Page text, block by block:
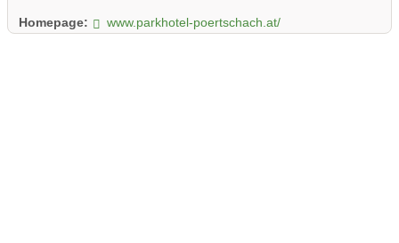
Homepage: www.parkhotel-poertschach.at/